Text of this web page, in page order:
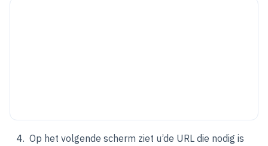
4. Op het volgende scherm ziet u’de URL die nodig is